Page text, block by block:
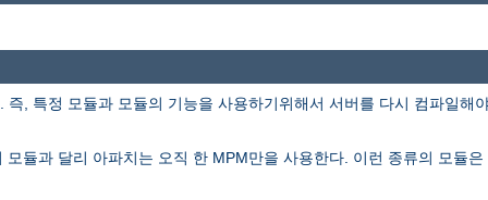
, 특정 모듈과 모듈의 기능을 사용하기위해서 서버를 다시 컴파일해
모듈과 달리 아파치는 오직 한 MPM만을 사용한다. 이런 종류의 모듈